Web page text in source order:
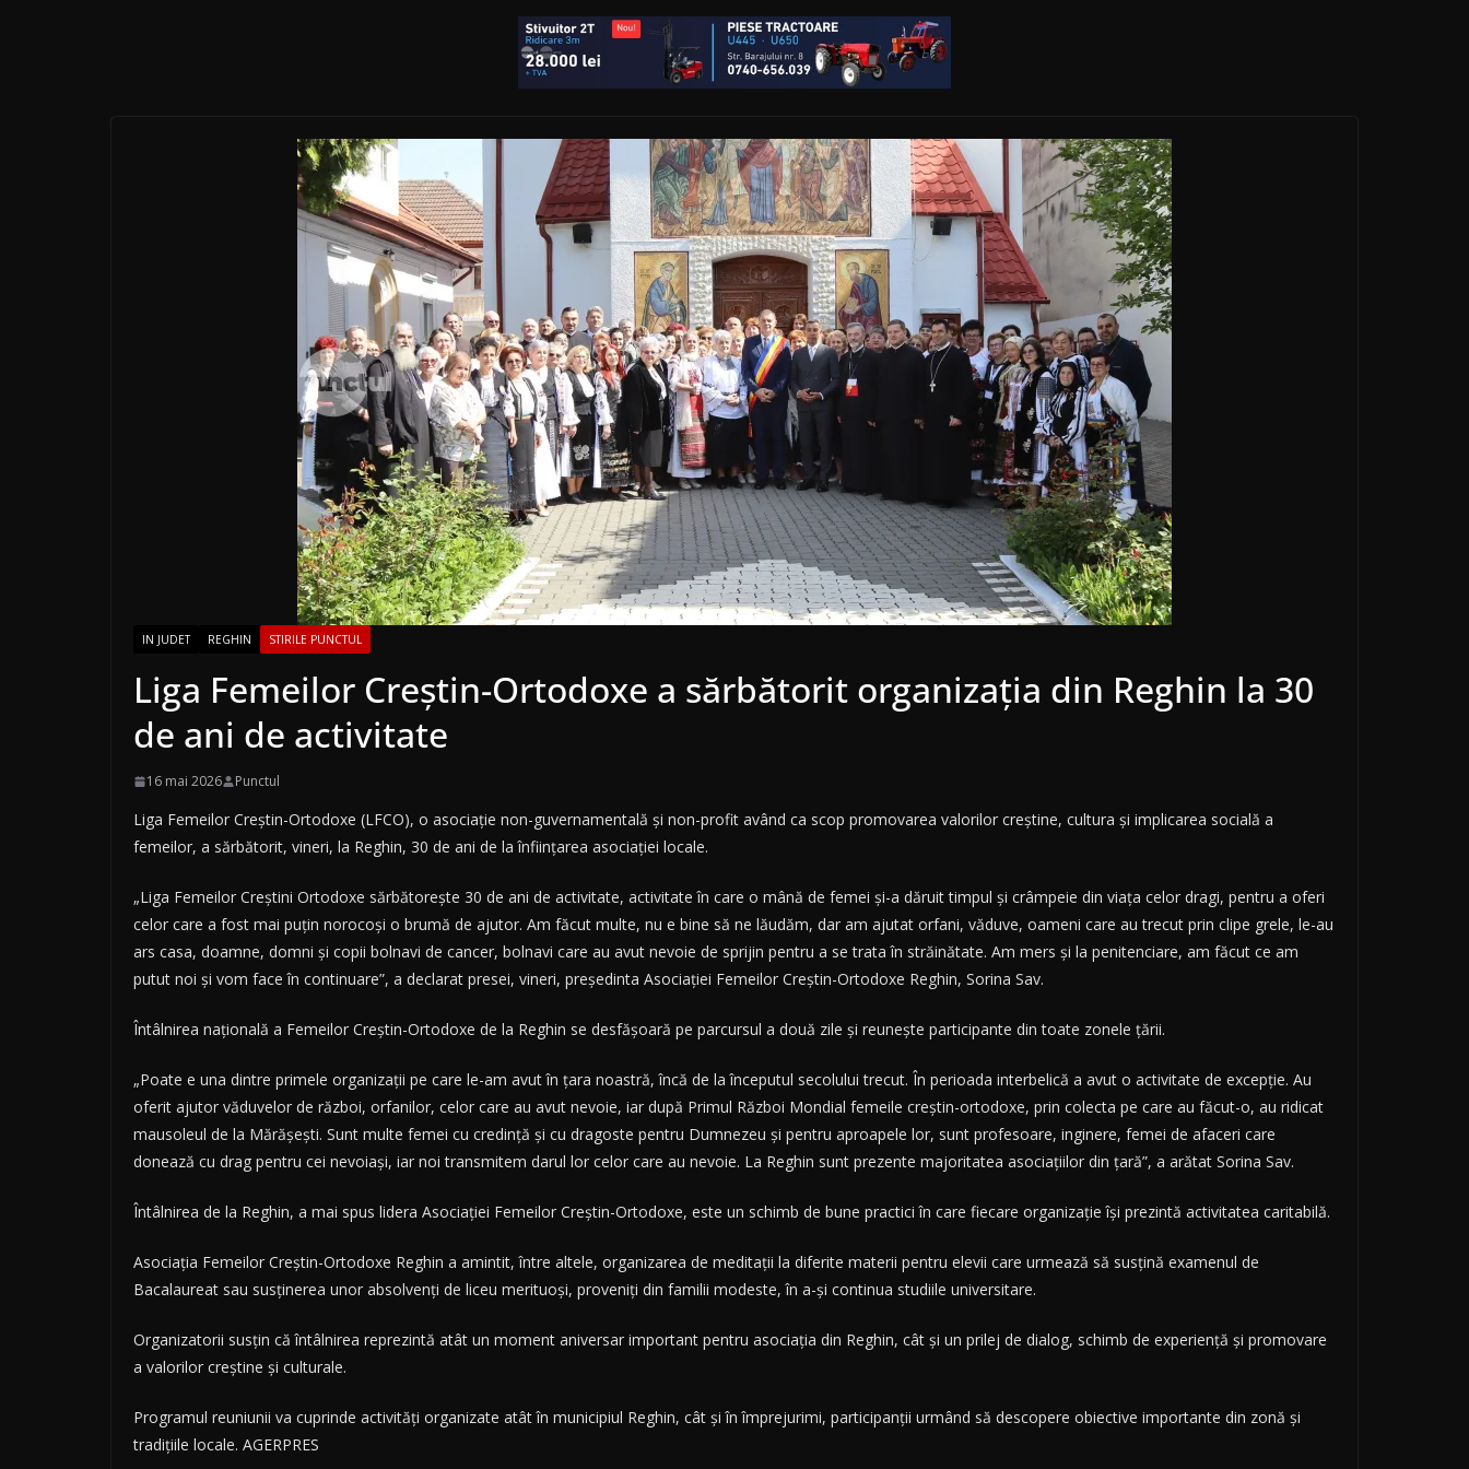
IN JUDET REGHIN STIRILE PUNCTUL
Liga Femeilor Creştin-Ortodoxe a sărbătorit organizaţia din Reghin la 30
de ani de activitate
16 mai 2026 Punctul
Liga Femeilor Creştin-Ortodoxe (LFCO), o asociaţie non-guvernamentală şi non-profit având ca scop promovarea valorilor creştine, cultura şi implicarea socială a
femeilor, a sărbătorit, vineri, la Reghin, 30 de ani de la înfiinţarea asociaţiei locale.
„Liga Femeilor Creştini Ortodoxe sărbătoreşte 30 de ani de activitate, activitate în care o mână de femei şi-a dăruit timpul şi crâmpeie din viaţa celor dragi, pentru a oferi
celor care a fost mai puţin norocoşi o brumă de ajutor. Am făcut multe, nu e bine să ne lăudăm, dar am ajutat orfani, văduve, oameni care au trecut prin clipe grele, le-au
ars casa, doamne, domni şi copii bolnavi de cancer, bolnavi care au avut nevoie de sprijin pentru a se trata în străinătate. Am mers şi la penitenciare, am făcut ce am
putut noi şi vom face în continuare”, a declarat presei, vineri, preşedinta Asociaţiei Femeilor Creştin-Ortodoxe Reghin, Sorina Sav.
Întâlnirea naţională a Femeilor Creştin-Ortodoxe de la Reghin se desfăşoară pe parcursul a două zile şi reuneşte participante din toate zonele ţării.
„Poate e una dintre primele organizaţii pe care le-am avut în ţara noastră, încă de la începutul secolului trecut. În perioada interbelică a avut o activitate de excepţie. Au
oferit ajutor văduvelor de război, orfanilor, celor care au avut nevoie, iar după Primul Război Mondial femeile creştin-ortodoxe, prin colecta pe care au făcut-o, au ridicat
mausoleul de la Mărăşeşti. Sunt multe femei cu credinţă şi cu dragoste pentru Dumnezeu şi pentru aproapele lor, sunt profesoare, inginere, femei de afaceri care
donează cu drag pentru cei nevoiaşi, iar noi transmitem darul lor celor care au nevoie. La Reghin sunt prezente majoritatea asociaţiilor din ţară”, a arătat Sorina Sav.
Întâlnirea de la Reghin, a mai spus lidera Asociaţiei Femeilor Creştin-Ortodoxe, este un schimb de bune practici în care fiecare organizaţie îşi prezintă activitatea caritabilă.
Asociaţia Femeilor Creştin-Ortodoxe Reghin a amintit, între altele, organizarea de meditaţii la diferite materii pentru elevii care urmează să susţină examenul de
Bacalaureat sau susţinerea unor absolvenţi de liceu merituoşi, proveniţi din familii modeste, în a-şi continua studiile universitare.
Organizatorii susţin că întâlnirea reprezintă atât un moment aniversar important pentru asociaţia din Reghin, cât şi un prilej de dialog, schimb de experienţă şi promovare
a valorilor creştine şi culturale.
Programul reuniunii va cuprinde activităţi organizate atât în municipiul Reghin, cât şi în împrejurimi, participanţii urmând să descopere obiective importante din zonă şi
tradiţiile locale. AGERPRES